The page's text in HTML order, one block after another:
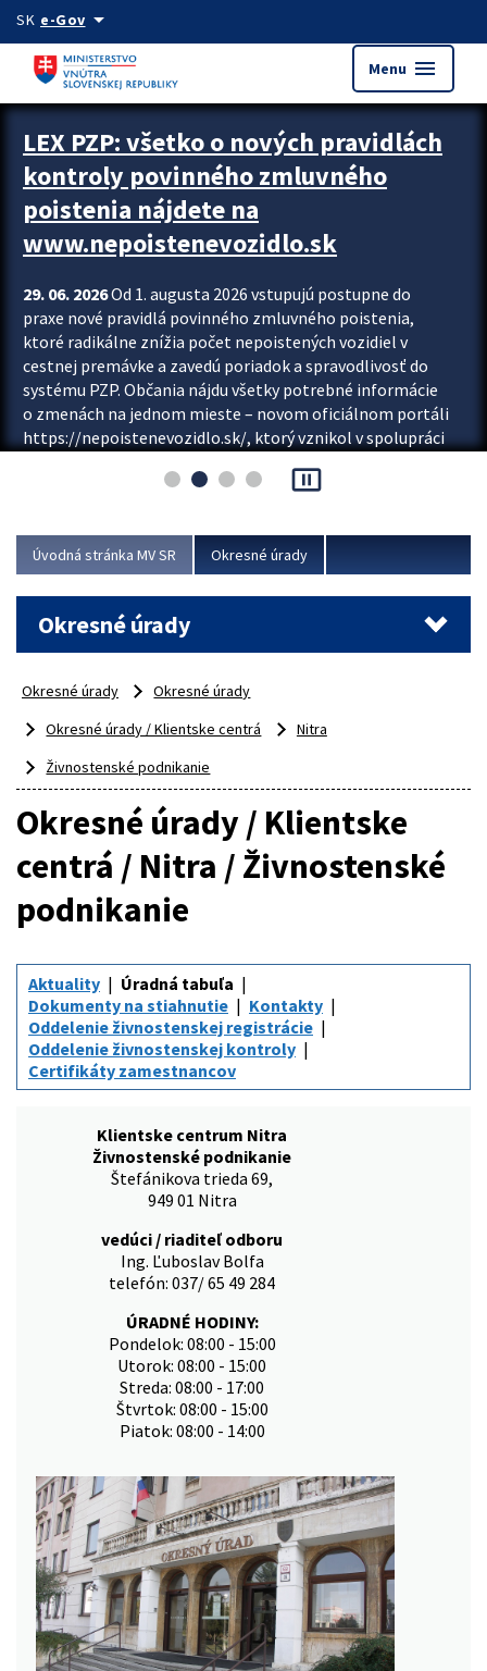
Preskocit na hlavný obsah
SK e-Govarrow_drop_down
Menu menu
Zastavit automatický posun upútavok
LEX PZP: všetko o nových pravidlách
kontroly povinného zmluvného
poistenia nájdete na
www.nepoistenevozidlo.sk
29. 06. 2026Od 1. augusta 2026 vstupujú postupne do
praxe nové pravidlá povinného zmluvného poistenia,
ktoré radikálne znížia počet nepoistených vozidiel v
cestnej premávke a zavedú poriadok a spravodlivosť do
systému PZP. Občania nájdu všetky potrebné informácie
o zmenách na jednom mieste – novom oficiálnom portáli
https://nepoistenevozidlo.sk/, ktorý vznikol v spolupráci
asociácie poisťovní (SLASPO) a Ministerstva vnútra SR.
Viac
pause_presentation
Úvodná stránka MV SR Okresné úrady
Okresné úrady
Okresné úrady
Okresné úrady
Okresné úrady / Klientske centrá
Nitra
Živnostenské podnikanie
Okresné úrady / Klientske
centrá / Nitra / Živnostenské
podnikanie
Aktuality
Úradná tabuľa
Dokumenty na stiahnutie
Kontakty
Oddelenie živnostenskej registrácie
Oddelenie živnostenskej kontroly
Certifikáty zamestnancov
Klientske centrum Nitra
Živnostenské podnikanie
Štefánikova trieda 69,
949 01 Nitra
vedúci / riaditeľ odboru
Ing. Ľuboslav Bolfa
telefón: 037/ 65 49 284
ÚRADNÉ HODINY:
Pondelok: 08:00 - 15:00
Utorok: 08:00 - 15:00
Streda: 08:00 - 17:00
Štvrtok: 08:00 - 15:00
Piatok: 08:00 - 14:00